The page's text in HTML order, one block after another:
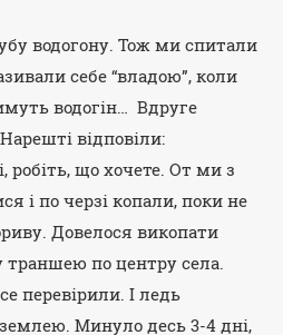
водогону. Тож ми спитали
себе “владою”, коли
водогін… Вдруге
відповіли:
робіть, що хочете. От ми з
і по черзі копали, поки не
Довелося викопати
по центру села.
перевірили. І ледь
Минуло десь 3-4 дні,